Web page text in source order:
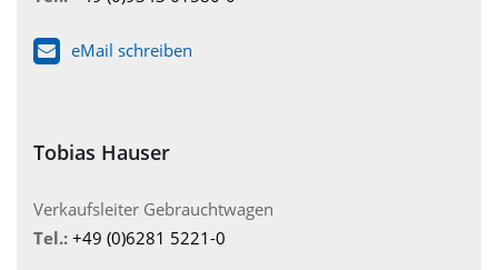
eMail schreiben
Tobias Hauser
Verkaufsleiter Gebrauchtwagen
Tel.: +49 (0)6281 5221-0